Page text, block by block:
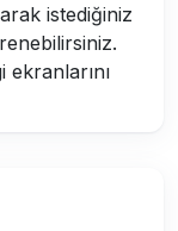
istediğiniz